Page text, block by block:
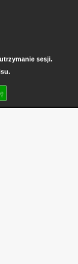
sesji.